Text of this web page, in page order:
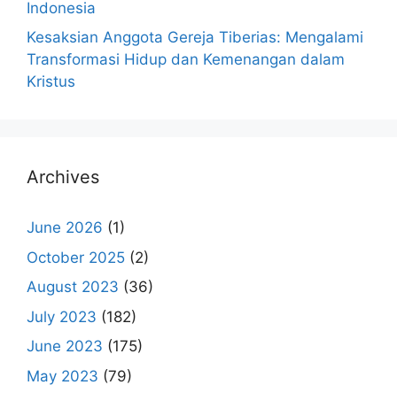
Indonesia
Kesaksian Anggota Gereja Tiberias: Mengalami
Transformasi Hidup dan Kemenangan dalam
Kristus
Archives
June 2026 (1)
October 2025 (2)
August 2023 (36)
July 2023 (182)
June 2023 (175)
May 2023 (79)